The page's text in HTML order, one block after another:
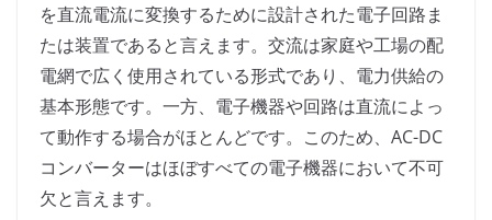
を直流電流に変換するために設計された電子回路ま
たは装置であると言えます。交流は家庭や工場の配
電網で広く使用されている形式であり、電力供給の
基本形態です。一方、電子機器や回路は直流によっ
て動作する場合がほとんどです。このため、AC-DC
コンバーターはほぼすべての電子機器において不可
欠と言えます。